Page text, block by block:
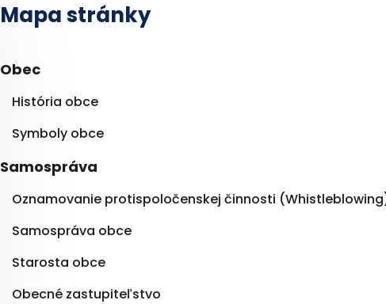
Mapa stránky
Obec
História obce
Symboly obce
Samospráva
Oznamovanie protispoločenskej činnosti
Samospráva obce
Starosta obce
Obecné zastupiteľstvo